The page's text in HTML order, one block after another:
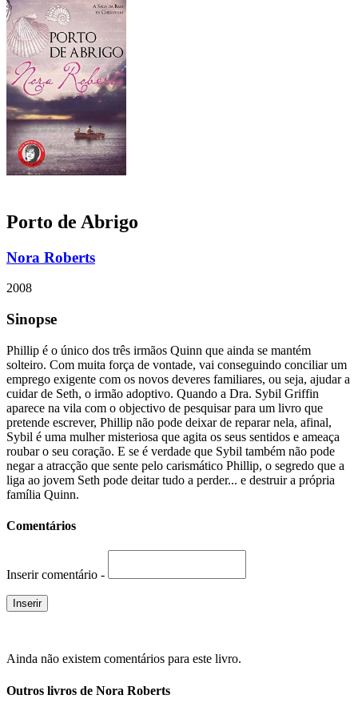
Porto de Abrigo
Nora Roberts
2008
Sinopse
Phillip é o único dos três irmãos Quinn que ainda se mantém
solteiro. Com muita força de vontade, vai conseguindo conciliar um
emprego exigente com os novos deveres familiares, ou seja, ajudar a
cuidar de Seth, o irmão adoptivo. Quando a Dra. Sybil Griffin
aparece na vila com o objectivo de pesquisar para um livro que
pretende escrever, Phillip não pode deixar de reparar nela, afinal,
Sybil é uma mulher misteriosa que agita os seus sentidos e ameaça
roubar o seu coração. E se é verdade que Sybil também não pode
negar a atracção que sente pelo carismático Phillip, o segredo que a
liga ao jovem Seth pode deitar tudo a perder... e destruir a própria
família Quinn.
Comentários
Inserir comentário -
Ainda não existem comentários para este livro.
Outros livros de Nora Roberts